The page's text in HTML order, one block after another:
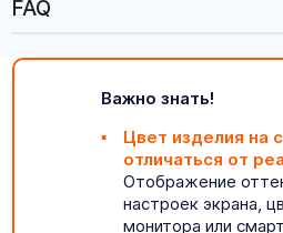
FAQ
Важно знать!
Цвет изделия на
отличаться от
Отображение
настроек экрана,
монитора или